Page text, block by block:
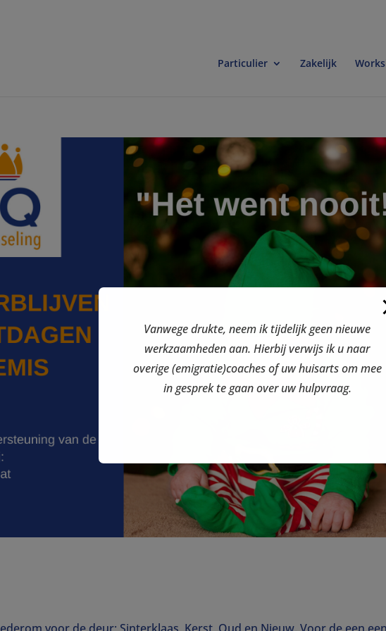
Particulier Zakelijk
Vanwege drukte, neem ik tijdelijk geen nieuwe
werkzaamheden aan. Hierbij verwijs ik u naar
overige (emigratie)coaches of uw huisarts om mee
in gesprek te gaan over uw hulpvraag.